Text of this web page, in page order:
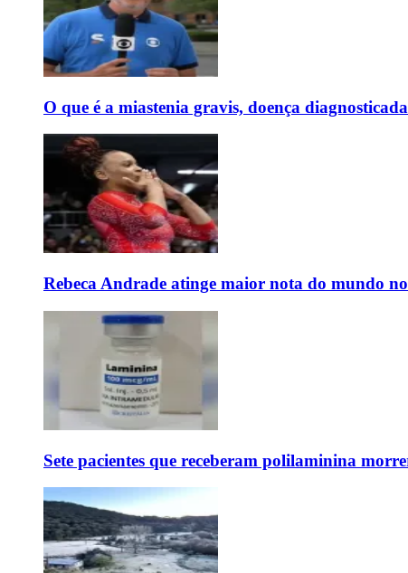
O que é a miastenia gravis, doença
Rebeca Andrade atinge maior nota do mundo
Sete pacientes que receberam polilaminina